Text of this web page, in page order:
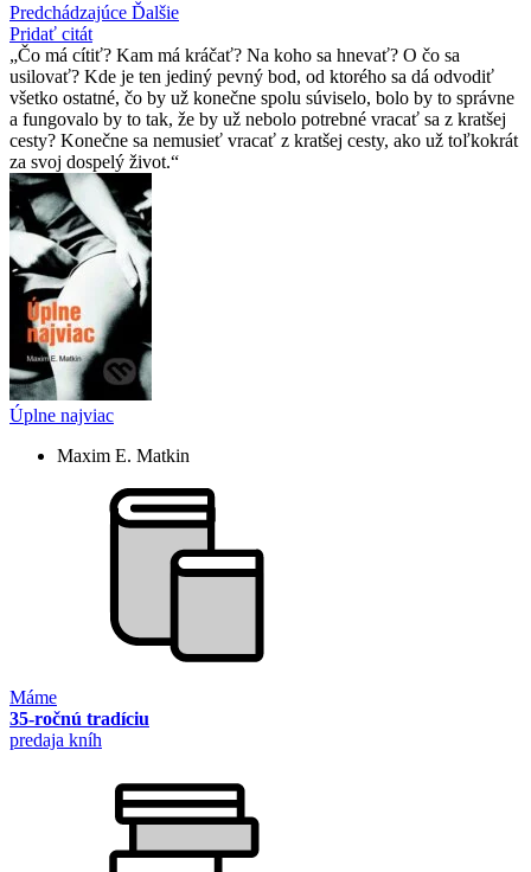
Predchádzajúce Ďalšie
Pridať citát
Čo má cítiť? Kam má kráčať? Na koho sa hnevať? O čo sa
usilovať? Kde je ten jediný pevný bod, od ktorého sa dá odvodiť
všetko ostatné, čo by už konečne spolu súviselo, bolo by to správne
a fungovalo by to tak, že by už nebolo potrebné vracať sa z kratšej
cesty? Konečne sa nemusieť vracať z kratšej cesty, ako už toľkokrát
za svoj dospelý život.
Úplne najviac
Maxim E. Matkin
Máme
35-ročnú tradíciu
predaja kníh